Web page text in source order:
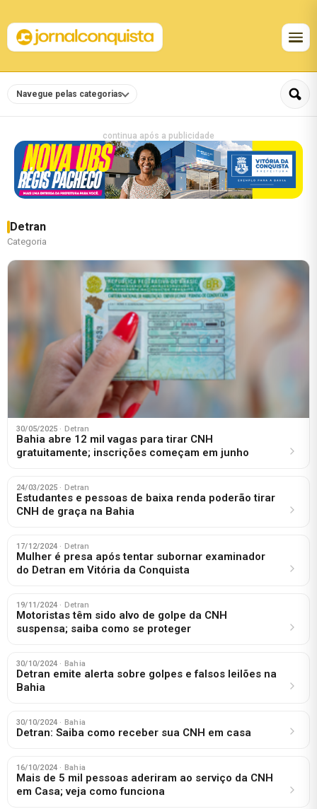
Navegue pelas categorias
continua após a publicidade
Detran
Categoria
30/05/2025 · Detran
Bahia abre 12 mil vagas para tirar CNH
gratuitamente; inscrições começam em junho
24/03/2025 · Detran
Estudantes e pessoas de baixa renda poderão tirar
CNH de graça na Bahia
17/12/2024 · Detran
Mulher é presa após tentar subornar examinador
do Detran em Vitória da Conquista
19/11/2024 · Detran
Motoristas têm sido alvo de golpe da CNH
suspensa; saiba como se proteger
30/10/2024 · Bahia
Detran emite alerta sobre golpes e falsos leilões na
Bahia
30/10/2024 · Bahia
Detran: Saiba como receber sua CNH em casa
16/10/2024 · Bahia
Mais de 5 mil pessoas aderiram ao serviço da CNH
em Casa; veja como funciona